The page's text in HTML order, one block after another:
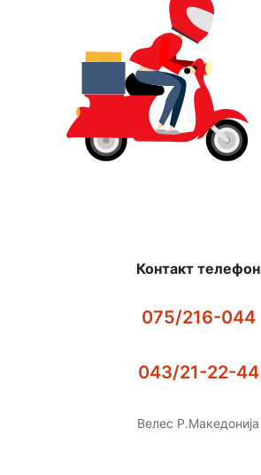
Контакт телефон
075/216-044
043/21-22-44
Велес Р.Македонија